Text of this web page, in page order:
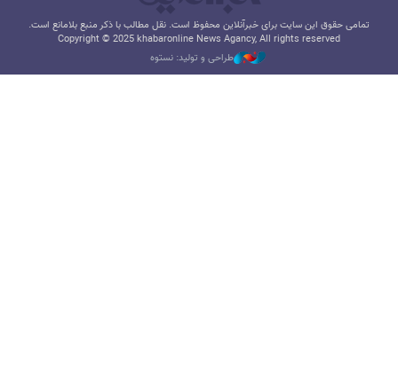
تمامی حقوق این سایت برای خبرآنلاین محفوظ است. نقل مطالب با ذکر منبع بلامانع است.
Copyright © 2025 khabaronline News Agancy, All rights reserved
طراحی و تولید: نستوه